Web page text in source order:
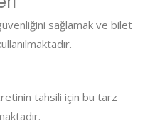
sağlamak ve bilet
tahsili için bu tarz